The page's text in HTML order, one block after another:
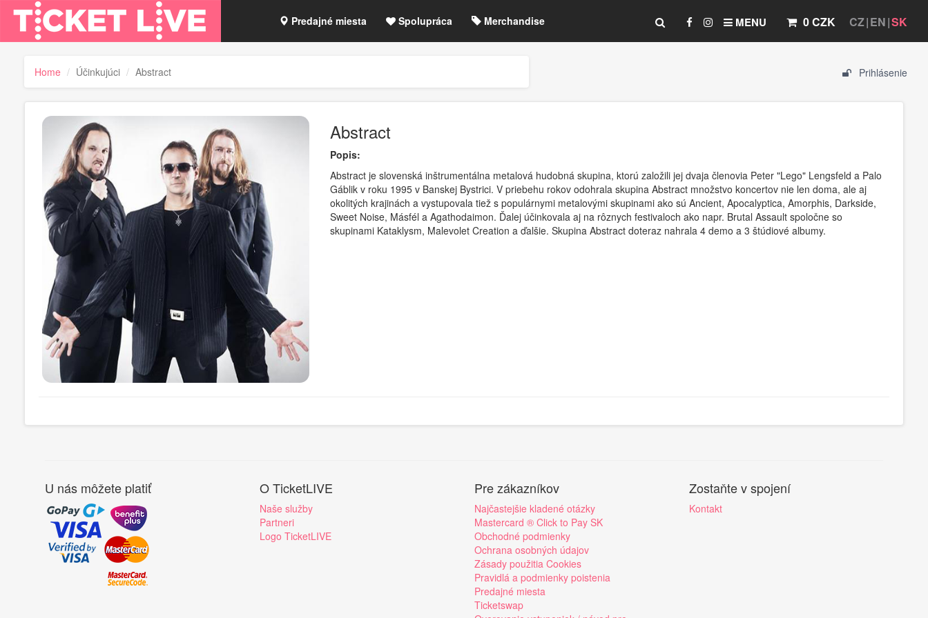
CZ EN SK
0 CZK
MENU
Predajné miesta Spolupráca Merchandise
TicketLIVE účet / Registrácia
Prihlásenie
Home Účinkujúci Abstract
Abstract
Popis:
Abstract je slovenská inštrumentálna metalová hudobná skupina, ktorú založili jej dvaja členovia Peter "Lego" Lengsfeld a Palo
Gáblik v roku 1995 v Banskej Bystrici. V priebehu rokov odohrala skupina Abstract množstvo koncertov nie len doma, ale aj
okolitých krajinách a vystupovala tiež s populárnymi metalovými skupinami ako sú Ancient, Apocalyptica, Amorphis, Darkside,
Sweet Noise, Másfél a Agathodaimon. Ďalej účinkovala aj na rôznych festivaloch ako napr. Brutal Assault spoločne so
skupinami Kataklysm, Malevolet Creation a ďalšie. Skupina Abstract doteraz nahrala 4 demo a 3 štúdiové albumy.
U nás môžete platiť O TicketLIVE
Naše služby
Partneri
Logo TicketLIVE
Pre zákazníkov
Najčastejšie kladené otázky
Mastercard ® Click to Pay SK
Obchodné podmienky
Ochrana osobných údajov
Zásady použitia Cookies
Pravidlá a podmienky poistenia
Predajné miesta
Ticketswap
Zostaňte v spojení
Kontakt